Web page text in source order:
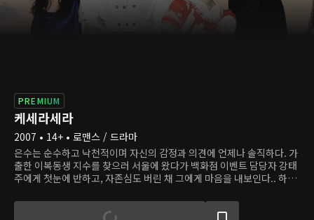
PREMIUM
케세라세라
2007 • 14+ • 로맨스 / 드라마
은수는 순수하고 낙천적이며 자신의 감정과 의견에 언제나 솔직하다. 가
출한 이복동생 지수를 찾으러 서울에 왔다가 백화점 이벤트 담당자 강태
주에게 첫눈에 반하고, 자존심도 버린 채 그에게 마음을 내보인다.. 하지
하는 건 너무나 힘들다. 태주는 어느 날 갑자기 자신의 일상에 훅 들어온
이웃사람 한은수가 부담스럽다. 책임도 감정도 없는 쿨한 연애만 즐기던